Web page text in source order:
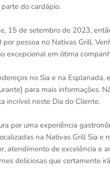
do cardápio.
15 de setembro de 2023,
pessoa no Nativas Grill.
excepcional em ótima
no Sia e na
para mais informações.
incrível neste Dia do Cliente.
por uma experiência
na Nativas Grill Sia e
atendimento de excelência e
deliciosas que certamente